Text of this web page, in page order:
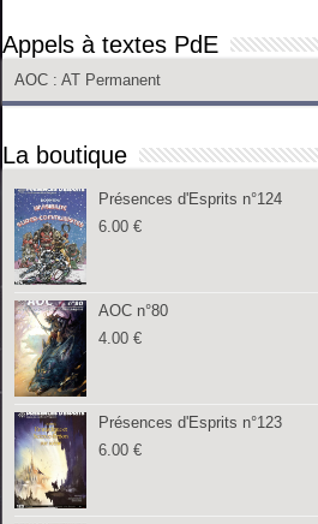
Appels à textes PdE
AOC : AT Permanent
La boutique
Présences d'Esprits n°124
6.00€
AOC n°80
4.00€
Présences d'Esprits n°123
6.00€